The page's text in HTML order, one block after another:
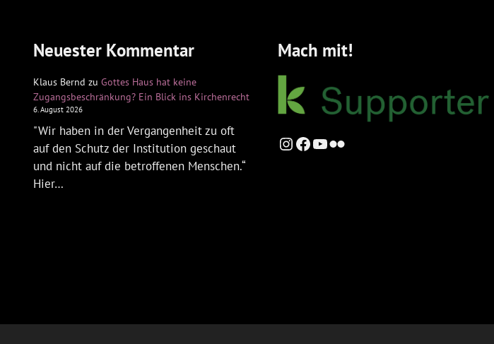
Neuester Kommentar
Klaus Bernd zu Gottes Haus hat keine
Zugangsbeschränkung? Ein Blick ins Kirchenrecht
6. August 2026
"Wir haben in der Vergangenheit zu oft
auf den Schutz der Institution geschaut
und nicht auf die betroffenen Menschen.“
Hier…
Mach mit!
Instagram
Facebook
YouTube
Flickr